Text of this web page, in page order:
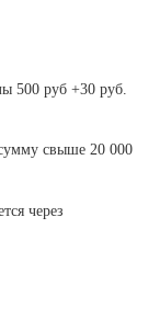
500 руб +30 руб.
свыше 20 000
через